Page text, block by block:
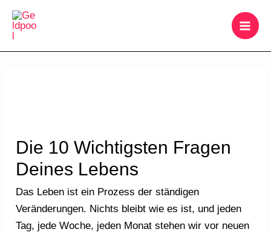
Zum
Inhalt
springen
Die 10 Wichtigsten Fragen
Deines Lebens
Das Leben ist ein Prozess der ständigen
Veränderungen. Nichts bleibt wie es ist, und jeden
Tag, jede Woche, jeden Monat stehen wir vor neuen